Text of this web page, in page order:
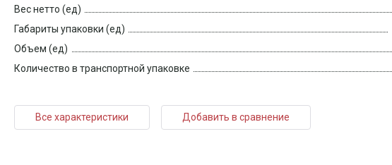
Вес нетто (ед)
Габариты упаковки (ед)
Объем (ед)
Количество в транспортной упаковке
Все характеристики Добавить в сравнение